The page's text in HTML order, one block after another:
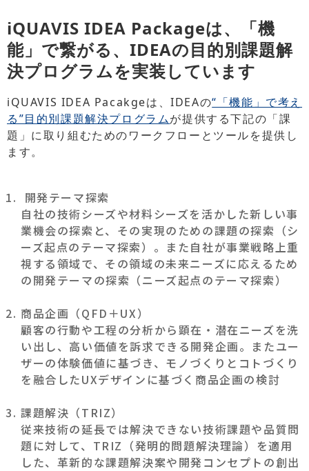
iQUAVIS IDEA Packageは、「機
能」で繋がる、IDEAの目的別課題解
決プログラムを実装しています
iQUAVIS IDEA Pacakgeは、IDEAの“「機能」で考え
る”目的別課題解決プログラムが提供する下記の「課
題」に取り組むためのワークフローとツールを提供し
ます。
開発テーマ探索
自社の技術シーズや材料シーズを活かした新しい事
業機会の探索と、その実現のための課題の探索（シ
ーズ起点のテーマ探索）。また自社が事業戦略上重
視する領域で、その領域の未来ニーズに応えるため
の開発テーマの探索（ニーズ起点のテーマ探索）
商品企画（QFD＋UX）
顧客の行動や工程の分析から顕在・潜在ニーズを洗
い出し、高い価値を訴求できる開発企画。またユー
ザーの体験価値に基づき、モノづくりとコトづくり
を融合したUXデザインに基づく商品企画の検討
課題解決（TRIZ）
従来技術の延長では解決できない技術課題や品質問
題に対して、TRIZ（発明的問題解決理論）を適用
した、革新的な課題解決案や開発コンセプトの創出